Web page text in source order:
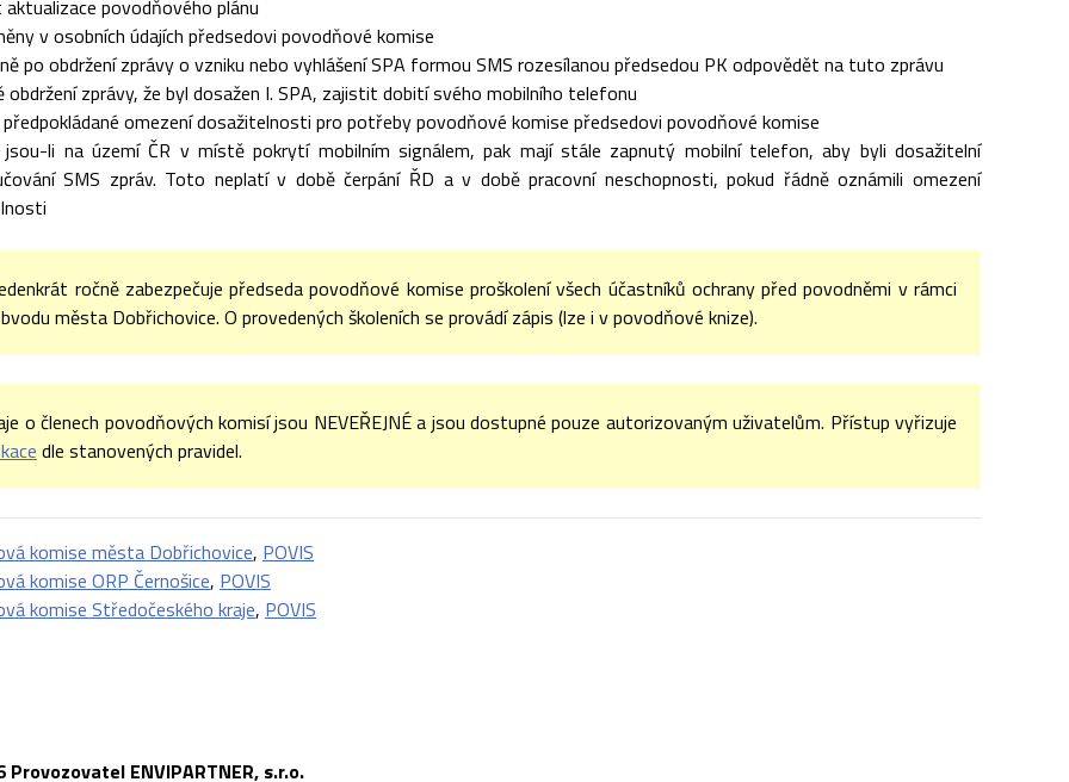
povodňového plánu
v osobních údajích předsedovi povodňové komise
po obdržení zprávy o vzniku nebo vyhlášení SPA formou SMS rozesílanou předsedou PK odpovědět na tuto zprávu
obdržení zprávy, že byl dosažen I. SPA, zajistit dobití svého mobilního telefonu
omezení dosažitelnosti pro potřeby povodňové komise předsedovi povodňové komise
jsou-li na území ČR v místě pokrytí mobilním signálem, pak mají stále zapnutý mobilní telefon, aby byli dosažitelní
SMS zpráv. Toto neplatí v době čerpání ŘD a v době pracovní neschopnosti, pokud řádně oznámili omezení
ročně zabezpečuje předseda povodňové komise proškolení všech účastníků ochrany před povodněmi v rámci
města Dobřichovice. O provedených školeních se provádí zápis (lze i v povodňové knize).
o členech povodňových komisí jsou NEVEŘEJNÉ a jsou dostupné pouze autorizovaným uživatelům. Přístup vyřizuje
dle stanovených pravidel.
komise města Dobřichovice, POVIS
komise ORP Černošice, POVIS
komise Středočeského kraje, POVIS
ENVIPARTNER, s.r.o.